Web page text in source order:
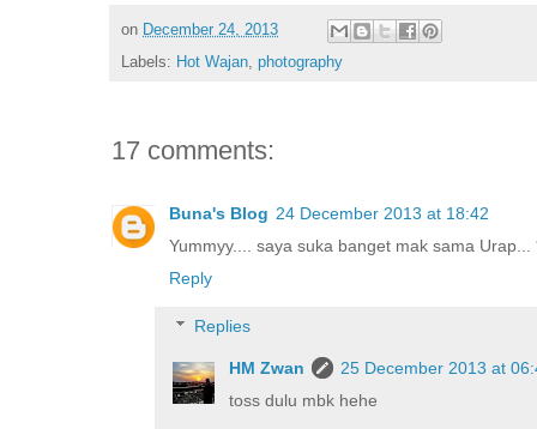
on December 24, 2013
Labels: Hot Wajan photography
17 comments:
Buna's Blog 24 December 2013 at 18:42
Yummyy.... saya suka banget mak sama
Reply
Replies
HM Zwan
25 December 2013 at
toss dulu mbk hehe